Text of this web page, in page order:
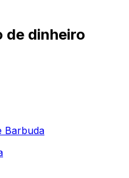
de dinheiro
Barbuda